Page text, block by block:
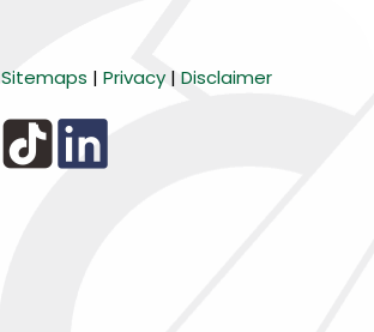
Sitemaps | Privacy| Disclaimer